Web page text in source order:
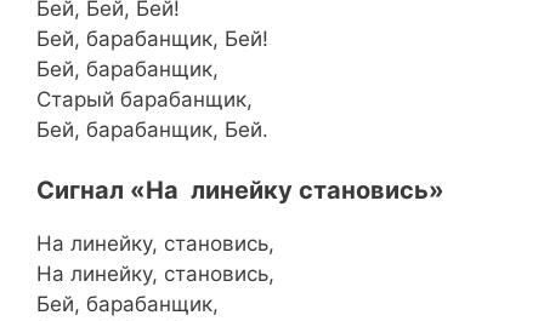
Бей, Бей, Бей!
Бей, барабанщик, Бей!
Бей, барабанщик,
Старый барабанщик,
Бей, барабанщик, Бей.
Сигнал «На линейку становись»
На линейку, становись,
На линейку, становись,
Бей, барабанщик,